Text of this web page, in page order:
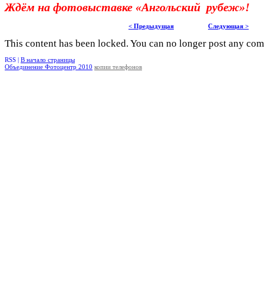
Ждём на фотовыставке «Ангольский рубеж»!
< Предыдущая Следующая >
This content has been locked. You can no longer post any
RSS | В начало страницы
Объединение Фотоцентр 2010 копии телефонов